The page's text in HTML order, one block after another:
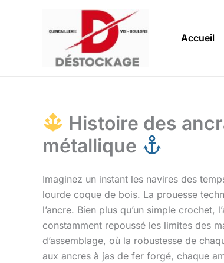
Accueil
Histoire des
métallique
Imaginez un instant les navires des
lourde coque de bois. La prouesse
l’ancre. Bien plus qu’un simple crochet,
constamment repoussé les limites des
d’assemblage, où la robustesse de
aux ancres à jas de fer forgé, chaque